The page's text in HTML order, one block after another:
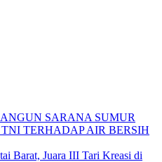
SARANA SUMUR
TERHADAP AIR BERSIH
Barat, Juara III Tari Kreasi di